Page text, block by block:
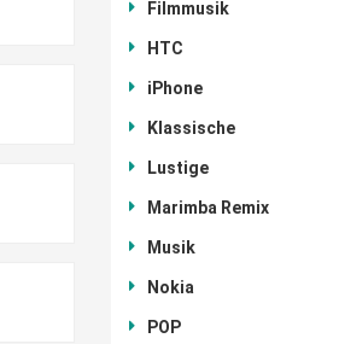
Filmmusik
HTC
iPhone
Klassische
Lustige
Marimba Remix
Musik
Nokia
POP